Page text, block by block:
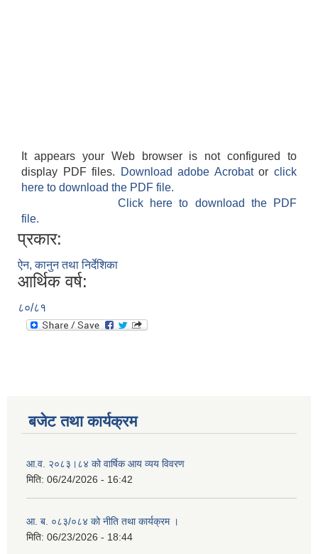
It appears your Web browser is not configured to
display PDF files.
Download adobe Acrobatorclick
here to download the PDF file.
Click here to download the PDF
file.
प्रकार:
ऐन, कानुन तथा निर्देशिका
आर्थिक वर्ष:
८०/८१
बजेट तथा कार्यक्रम
आ.व. २०८३।८४ को वार्षिक आय व्यय विवरण
मिति: 06/24/2026 - 16:42
आ. ब. ०८३/०८४ को नीति तथा कार्यक्रम ।
मिति: 06/23/2026 - 18:44